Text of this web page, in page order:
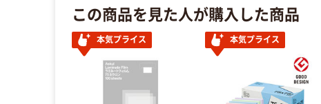
この商品を見た人が購入した商品
本気プライス 本気プライス